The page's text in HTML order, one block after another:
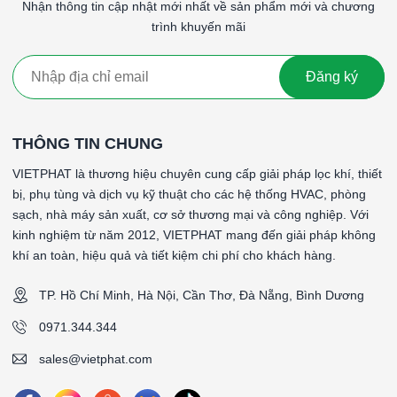
Lợi Ích của Lọc Túi F8 Khung Nhôm:
: Giúp bảo vệ các thiết bị và hệ thống khỏi
bị hư hỏng do bụi bẩn nhỏ, kéo dài tuổi thọ của thiết bị.
Giảm chi phí bảo trì
: Việc sử dụng lọc túi F8 giúp kéo dài
tuổi thọ của các bộ lọc tinh hơn, giảm chi phí bảo trì và
Cải thiện chất lượng không khí
trong môi trường làm việc hoặc sinh hoạt.
Dễ dàng bảo trì: Thiết kế khung nhôm bền chắc, nhẹ và
dễ dàng tháo lắp, vệ sinh, giúp tiết kiệm thời gian và công
sức trong quá trình bảo trì.
Chi phí hợp lý: Lọc túi F8 cung cấp một giải pháp hiệu
lọc cao.
Kết Luận:
Lọc túi F8 khung nhôm là một giải pháp hiệu quả và tiết kiệm
Nhận thông tin cập nhật mới nhất về sản phẩm mới và chương
trình khuyến mãi
Đăng ký
THÔNG TIN CHUNG
VIETPHAT là thương hiệu chuyên cung cấp giải pháp lọc khí, thiết
bị, phụ tùng và dịch vụ kỹ thuật cho các hệ thống HVAC, phòng
sạch, nhà máy sản xuất, cơ sở thương mại và công nghiệp. Với
kinh nghiệm từ năm 2012, VIETPHAT mang đến giải pháp không
khí an toàn, hiệu quả và tiết kiệm chi phí cho khách hàng.
TP. Hồ Chí Minh, Hà Nội, Cần Thơ, Đà Nẵng, Bình Dương
0971.344.344
sales@vietphat.com